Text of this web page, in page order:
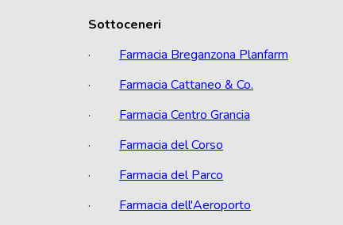
Sottoceneri
· Farmacia Breganzona Planfarm
· Farmacia Cattaneo & Co.
· Farmacia Centro Grancia
· Farmacia del Corso
· Farmacia del Parco
· Farmacia dell'Aeroporto